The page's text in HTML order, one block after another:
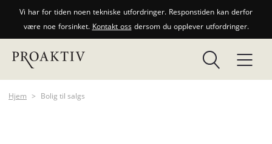
Vi har for tiden noen tekniske utfordringer. Responstiden kan derfor
være noe forsinket. Kontakt ossdersom du opplever utfordringer.
Hjem > Bolig til salgs